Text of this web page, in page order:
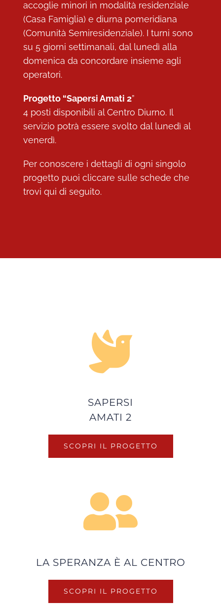
accoglie minori in modalità residenziale
(Casa Famiglia) e diurna pomeridiana
(Comunità Semiresidenziale). I turni sono
su 5 giorni settimanali, dal lunedì alla
domenica da concordare insieme agli
operatori.
Progetto “Sapersi Amati 2”
4 posti disponibili al Centro Diurno. Il
servizio potrà essere svolto dal lunedì al
venerdì.
Per conoscere i dettagli di ogni singolo
progetto puoi cliccare sulle schede che
trovi qui di seguito.
SAPERSI
AMATI 2
SCOPRI IL PROGETTO
LA SPERANZA È AL CENTRO
SCOPRI IL PROGETTO